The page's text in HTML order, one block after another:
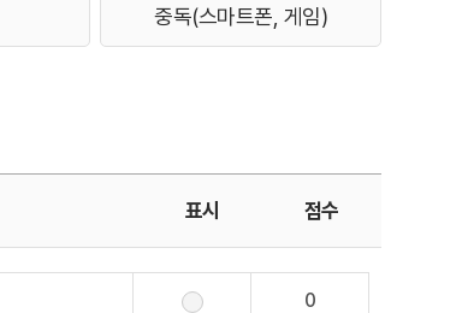
중독(스마트폰, 게임)
표시 점수
0